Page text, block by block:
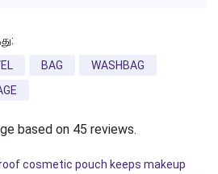
BAG
WASHBAG
based on 45 reviews.
cosmetic pouch keeps makeup